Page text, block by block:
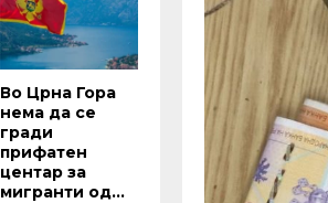
Во Црна Гора
нема да се
гради
прифатен
центар за
мигранти од...